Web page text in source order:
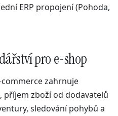
ERP propojení (Pohoda,
pro e-shop
zahrnuje
příjem zboží od dodavatelů
sledování pohybů a